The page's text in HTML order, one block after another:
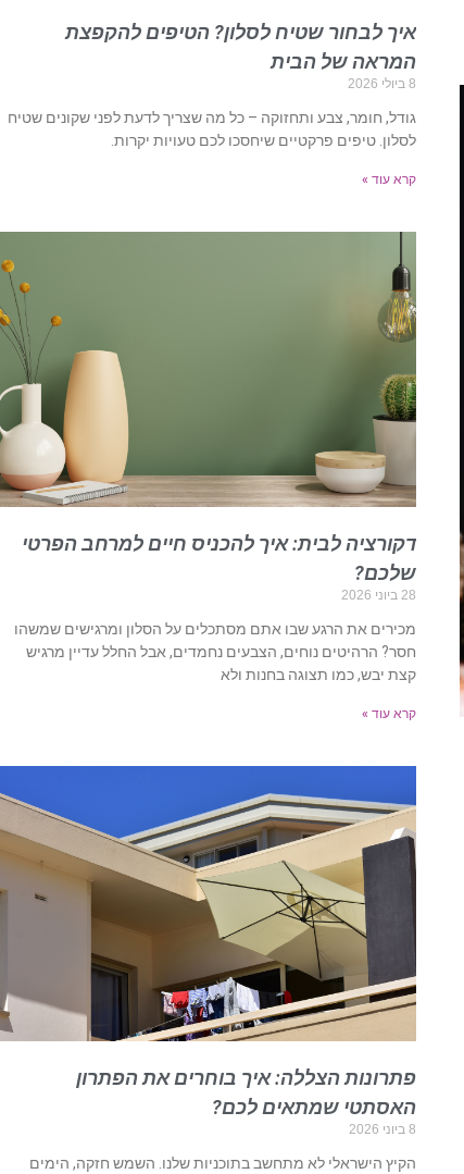
איך לבחור שטיח לסלון? הטיפים להקפצת
המראה של הבית
8 ביולי 2026
גודל, חומר, צבע ותחזוקה – כל מה שצריך לדעת לפני שקונים שטיח
לסלון. טיפים פרקטיים שיחסכו לכם טעויות יקרות.
קרא עוד »
דקורציה לבית: איך להכניס חיים למרחב הפרטי
שלכם?
28 ביוני 2026
מכירים את הרגע שבו אתם מסתכלים על הסלון ומרגישים שמשהו
חסר? הרהיטים נוחים, הצבעים נחמדים, אבל החלל עדיין מרגיש
קצת יבש, כמו תצוגה בחנות ולא
קרא עוד »
פתרונות הצללה: איך בוחרים את הפתרון
האסתטי שמתאים לכם?
8 ביוני 2026
הקיץ הישראלי לא מתחשב בתוכניות שלנו. השמש חזקה, הימים